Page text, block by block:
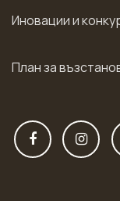
Иновации и
План за